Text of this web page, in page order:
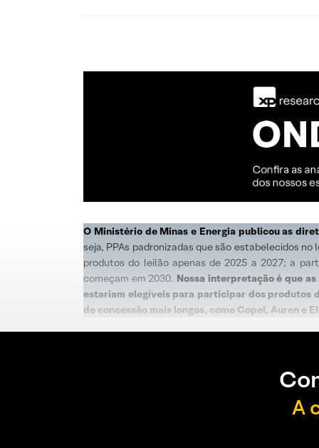
O Ministério de Minas e Energia publicou as
seja, PPAs padronizadas que são estabelecidos
produtos do leilão apenas de 2025 a 2027; a
começam em 2030. Nossa interpretação é que
estariam elegíveis para participar dos produtos
de concessão mais longos, como Copel, Auren e
A